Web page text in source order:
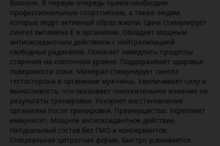
болезни. В первую очередь приём необходим
профессиональным спортсменам, а также людям,
которые ведут активный образ жизни. Цинк стимулирует
синтез витамина Е в организме. Обладает мощным
антиоксидантным действием с нейтрализацией
свободных радикалов. Помогает замедлить процессы
старения на клеточном уровне. Поддерживает здоровье
поверхности кожи. Минерал стимулирует синтез
тестостерона в организме мужчины. Увеличивает силу и
выносливость, что оказывает положительное влияние на
результаты тренировки. Ускоряет восстановление
организма после тренировки. Преимущества: Укрепляет
иммунитет. Мощное антиоксидантное действие.
Натуральный состав без ГМО и консервантов.
Специальная цитратная форма. Быстро усваивается.